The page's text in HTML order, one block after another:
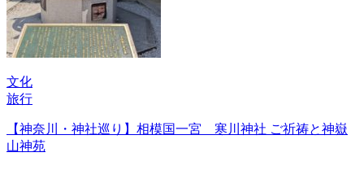
文化
旅行
【神奈川・神社巡り】相模国一宮 寒川神社 ご祈祷と神嶽
山神苑